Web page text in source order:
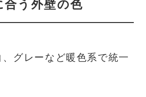
合う外壁の色
グレーなど暖色系で統一